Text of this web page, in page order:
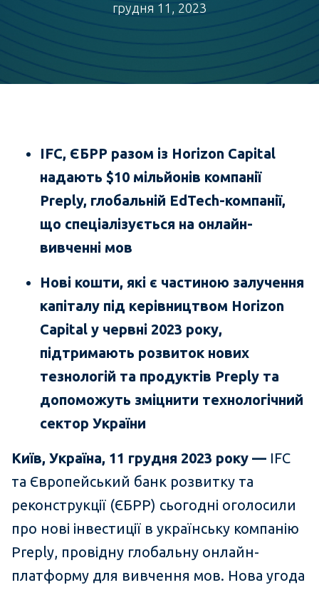
грудня 11, 2023
IFC, ЄБРР разом із Horizon Capital
надають $10 мільйонів компанії
Preply, глобальній EdTech-компанії,
що спеціалізується на онлайн-
вивченні мов
Нові кошти, які є частиною залучення
капіталу під керівництвом Horizon
Capital у червні 2023 року,
підтримають розвиток нових
тезнологій та продуктів Preply та
допоможуть зміцнити технологічний
сектор України
Київ, Україна, 11 грудня 2023 року — IFC
та Європейський банк розвитку та
реконструкції (ЄБРР) сьогодні оголосили
про нові інвестиції в українську компанію
Preply, провідну глобальну онлайн-
платформу для вивчення мов. Нова угода